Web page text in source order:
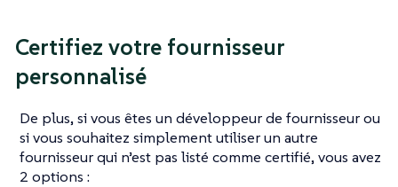
Certifiez votre fournisseur
personnalisé
De plus, si vous êtes un développeur de fournisseur ou
si vous souhaitez simplement utiliser un autre
fournisseur qui n’est pas listé comme certifié, vous avez
2 options :